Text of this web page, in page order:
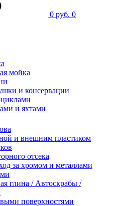
0 руб. 0
мойка
и консервации
и яхтами
и внешним пластиком
отсека
за хромом и металлами
глина / Автоскрабы /
поверхностями